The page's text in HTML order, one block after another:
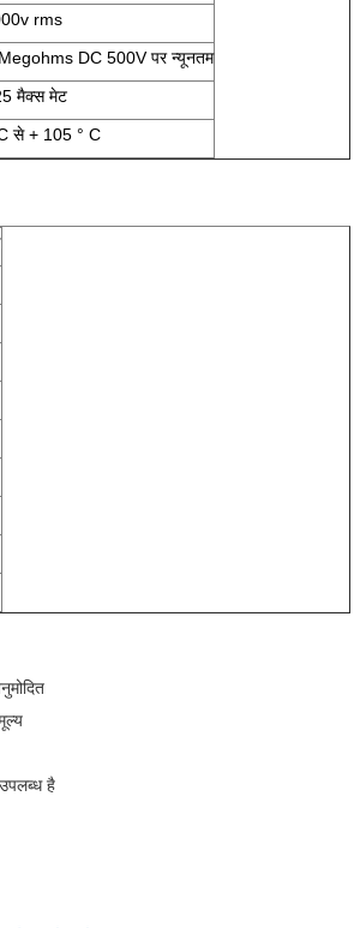
rms
DC 500V पर न्यूनतम
मैक्स मेट
से + 105 ° C
है